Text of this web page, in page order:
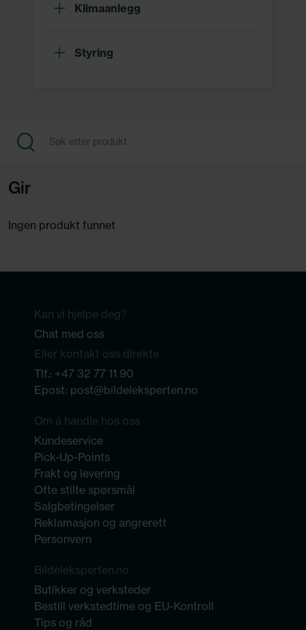
Klimaanlegg
Styring
Gir
Ingen produkt funnet
Kan vi hjelpe deg?
Chat med oss
Eller kontakt oss direkte
Tlf.: +47 32 77 11 90
Epost: post@bildeleksperten.no
Om å handle hos oss
Kundeservice
Pick-Up-Points
Frakt og levering
Ofte stilte spørsmål
Salgbetingelser
Reklamasjon og angrerett
Personvern
Bildeleksperten.no
Butikker og verksteder
Bestill verkstedtime og EU-Kontroll
Tips og råd